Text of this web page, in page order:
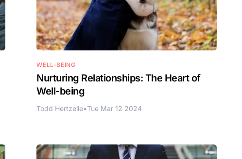
WELL-BEING
Nurturing Relationships: The Heart of
Well-being
Todd Hertzelle•Tue Mar 12 2024